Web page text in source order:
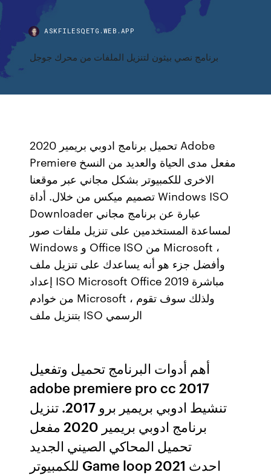
ASKFILESQETG.WEB.APP
برنامج نصي بيثون لتنزيل الملفات من محرك جوجل
تحميل برنامج ادوبي بريمير 2020 Adobe
Premiere مفعل مدى الحياة والعديد من النسخ
الاخرى للكمبيوتر بشكل مجاني عبر موقعنا
تصميم ميكس من خلال. أداة Windows ISO
Downloader عبارة عن برنامج مجاني
لمساعدة المستخدمين على تنزيل ملفات صور
Windows و Office ISO من Microsoft ،
وأفضل جزء هو أنه يساعدك على تنزيل ملف
إعداد ISO Microsoft Office 2019 مباشرة
من خوادم Microsoft ، ولذلك سوف تقوم
بتنزيل ملف ISO الرسمي
أهم أدوات البرنامج تحميل وتفعيل
adobe premiere pro cc 2017
تنشيط ادوبي بريمير برو 2017. تنزيل
برنامج ادوبي بريمير 2020 مفعل
تحميل المحاكي الصيني الجديد
للكمبيوتر Game loop 2021 احدث